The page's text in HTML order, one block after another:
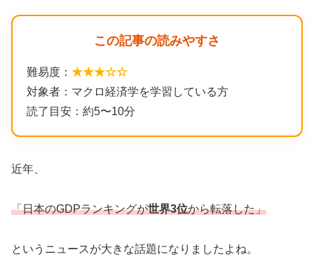
この記事の読みやすさ
難易度： ★★★☆☆
対象者：マクロ経済学を学習している方
読了目安：約5〜10分
近年、
「日本のGDPランキングが世界3位から転落した」
というニュースが大きな話題になりましたよね。